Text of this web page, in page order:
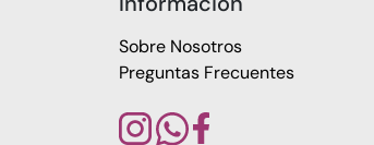
Sobre Nosotros
Preguntas Frecuentes